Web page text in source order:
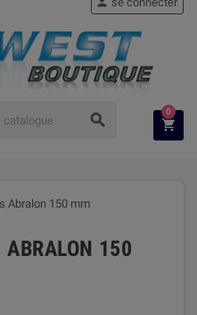
 
0
ABRALON 150